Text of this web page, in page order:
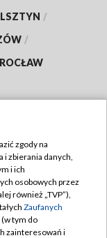
/
/
zgody na
i zbierania danych,
i ich
osobowych przez
również „TVP”),
Zaufanych
tym do
zainteresowań i